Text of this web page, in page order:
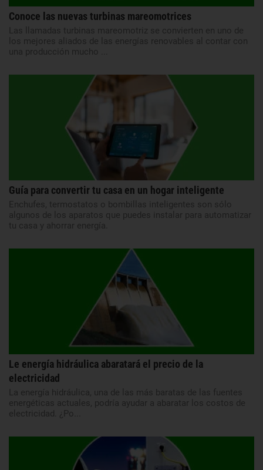
Conoce las nuevas turbinas mareomotrices
Las llamadas turbinas mareomotriz se convierten en uno de
los mejores aliados de las energías renovables al contar con
una producción mucho ...
Guía para convertir tu casa en un hogar inteligente
Enchufes, termostatos o bombillas inteligentes son sólo
algunos de los aparatos que puedes instalar para automatizar
tu casa y ahorrar energía.
Le energía hidráulica abaratará el precio de la
electricidad
La energía hidráulica, una de las más baratas de las fuentes
energéticas actuales, podría ayudar a abaratar los costos de
electricidad. ¿Po...